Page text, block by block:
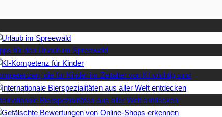
für den Urlaub im Spreewald
die für Kinder im Zeitalter von KI wichtig sind
Bierspezialitäten aus aller Welt entdecken